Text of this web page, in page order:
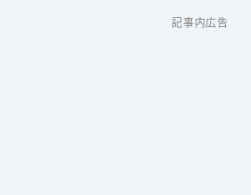
記事内広告